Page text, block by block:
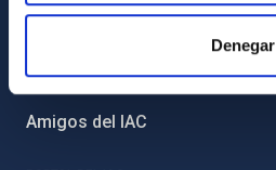
Denegar
Proyectos institucionales
Programa Severo Ochoa
Amigos del IAC